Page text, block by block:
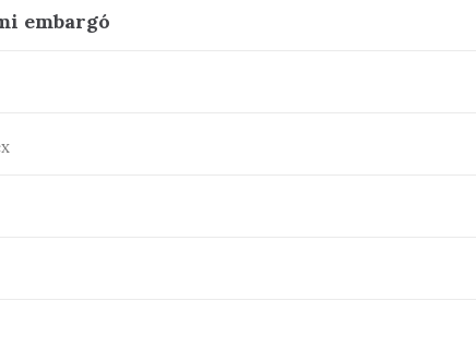
embargó